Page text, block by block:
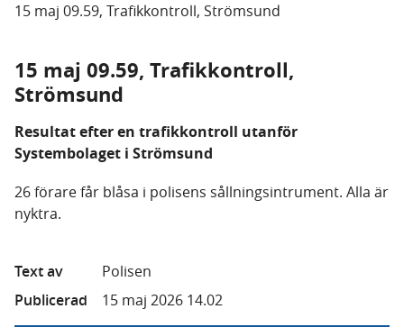
15 maj 09.59, Trafikkontroll, Strömsund
15 maj 09.59, Trafikkontroll,
Strömsund
Resultat efter en trafikkontroll utanför
Systembolaget i Strömsund
26 förare får blåsa i polisens sållningsintrument. Alla är
nyktra.
Text av
Polisen
Publicerad
15 maj 2026 14.02